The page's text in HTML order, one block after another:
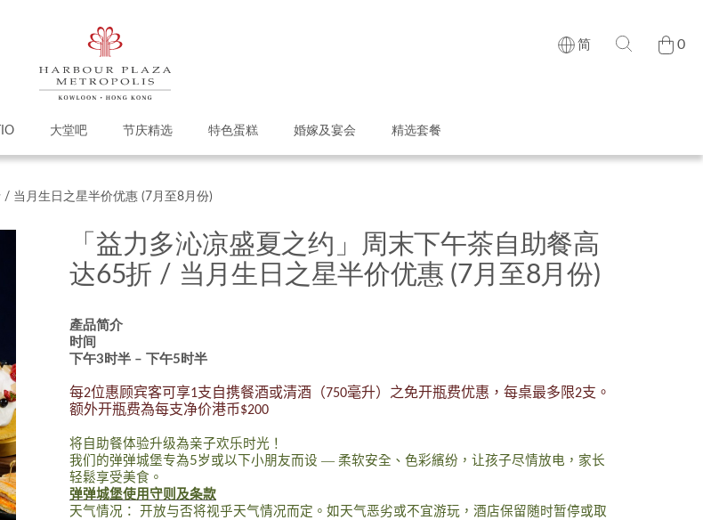
大堂吧 节庆精选 特色蛋糕 婚嫁及宴会 精选套餐
简 0
/ 当月生日之星半价优惠 (7月至8月份)
「益力多沁凉盛夏之约」周末下午茶自助餐高
达65折 / 当月生日之星半价优惠 (7月至8月份)
產品简介
时间
下午3时半 – 下午5时半
每2位惠顾宾客可享1支自携餐酒或清酒（750毫升）之免开瓶费优惠，每桌最多限2支。
额外开瓶费為每支净价港币$200
将自助餐体验升级為亲子欢乐时光！
我们的弹弹城堡专為5岁或以下小朋友而设 — 柔软安全、色彩繽纷，让孩子尽情放电，家长
轻鬆享受美食。
弹弹城堡使用守则及条款
天气情况：
开放与否将视乎天气情况而定。如天气恶劣或不宜游玩，酒店保留随时暂停或取